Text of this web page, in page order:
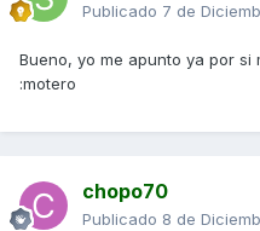
Publicado 7 de
Bueno, yo me apunto ya por si
:motero
chopo70
Publicado 8 de